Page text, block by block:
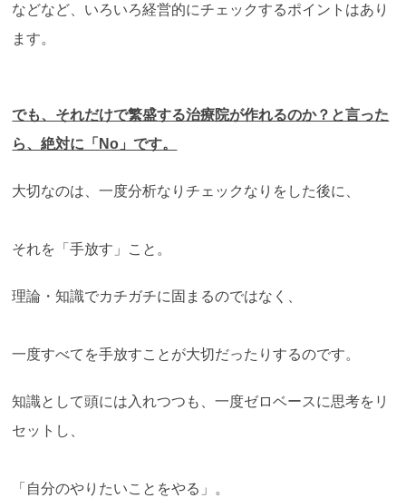
などなど、いろいろ経営的にチェックするポイントはあり
ます。
でも、それだけで繁盛する治療院が作れるのか？と言った
ら、絶対に「No」です。
大切なのは、一度分析なりチェックなりをした後に、
それを「手放す」こと。
理論・知識でカチガチに固まるのではなく、
一度すべてを手放すことが大切だったりするのです。
知識として頭には入れつつも、一度ゼロベースに思考をリ
セットし、
「自分のやりたいことをやる」。